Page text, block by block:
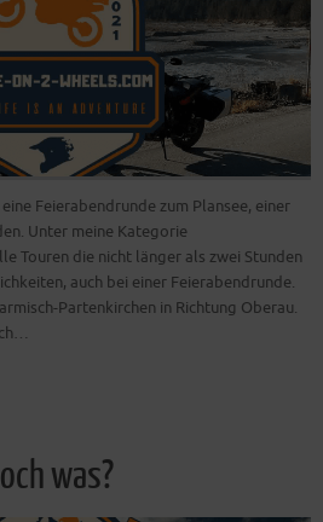
Feierabendrunde zum Plansee, einer
Unter meine Kategorie
Touren die nicht länger als zwei Stunden
auch bei einer Feierabendrunde.
Partenkirchen in Richtung Oberau.
was?